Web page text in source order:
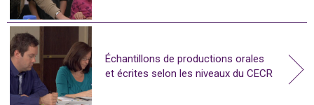
Échantillons de productions orales
et écrites selon les niveaux du CECR